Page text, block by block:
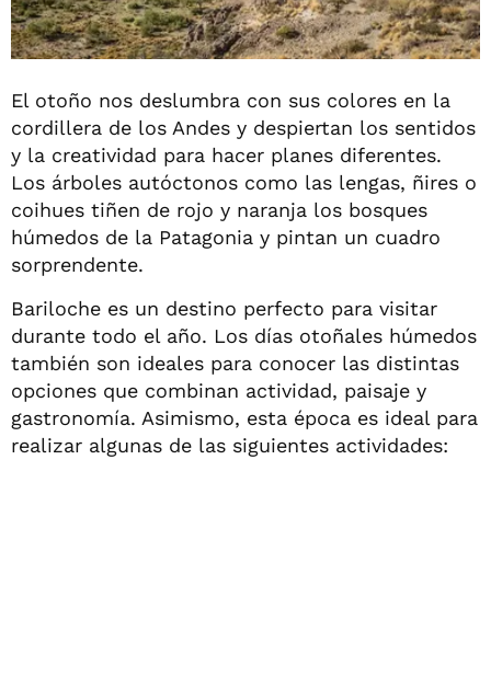
El otoño nos deslumbra con sus colores en la
cordillera de los Andes y despiertan los sentidos
y la creatividad para hacer planes diferentes.
Los árboles autóctonos como las lengas, ñires o
coihues tiñen de rojo y naranja los bosques
húmedos de la Patagonia y pintan un cuadro
sorprendente.
Bariloche es un destino perfecto para visitar
durante todo el año. Los días otoñales húmedos
también son ideales para conocer las distintas
opciones que combinan actividad, paisaje y
gastronomía. Asimismo, esta época es ideal para
realizar algunas de las siguientes actividades: